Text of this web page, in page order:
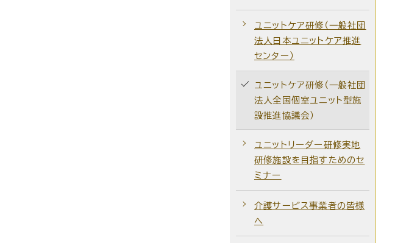
ユニットケア研修（一般社団
法人日本ユニットケア推進
センター）
ユニットケア研修（一般社団
法人全国個室ユニット型施
設推進協議会）
ユニットリーダー研修実地
研修施設を目指すためのセ
ミナー
介護サービス事業者の皆様
へ